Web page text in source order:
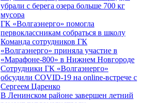
убрали с берега озера больше 700 кг
мусора
ГК «Волгаэнерго» помогла
первоклассникам собраться в школу
Команда сотрудников ГК
«Волгаэнерго» приняла участие в
«Марафоне-800» в Нижнем Новгороде
Сотрудники ГК «Волгаэнерго»
обсудили COVID-19 на online-встрече с
Сергеем Царенко
В Ленинском районе завершен летний